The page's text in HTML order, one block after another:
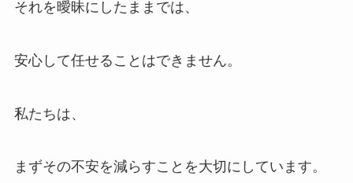
それを曖昧にしたままでは、
安心して任せることはできません。
私たちは、
まずその不安を減らすことを大切にしています。